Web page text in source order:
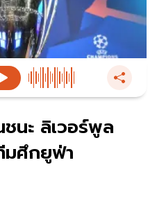
นะ ลิเวอร์พูล
มศึกยูฟ่า